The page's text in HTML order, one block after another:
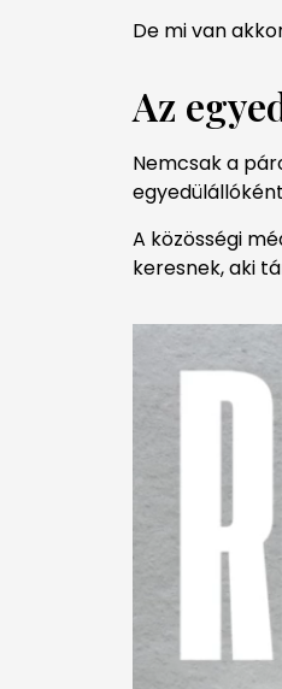
De mi van
Az
Nemcsak a
A közösségi
keresnek, aki